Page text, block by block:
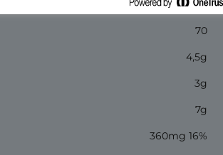
70
4,5g
3g
7g
360mg 16%